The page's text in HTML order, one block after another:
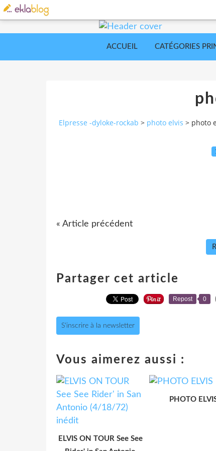
ACCUEIL CATÉGORIES
Elpresse -dyloke-rockab > photo elvis > photo
« Article précédent
Partager cet article
Repost 0
S'inscrire à la newsletter
Vous aimerez aussi :
ELVIS ON TOUR See See
PHOTO